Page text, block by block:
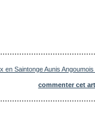
en Saintonge Aunis
commenter cet